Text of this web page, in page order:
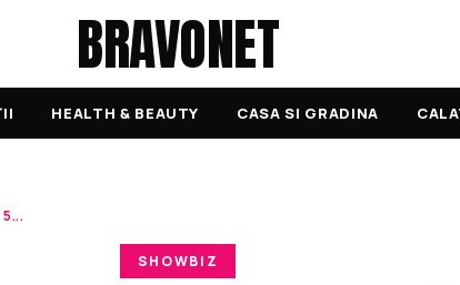
BRAVONET
HEALTH & BEAUTY CASA SI GRADINA
5...
SHOWBIZ